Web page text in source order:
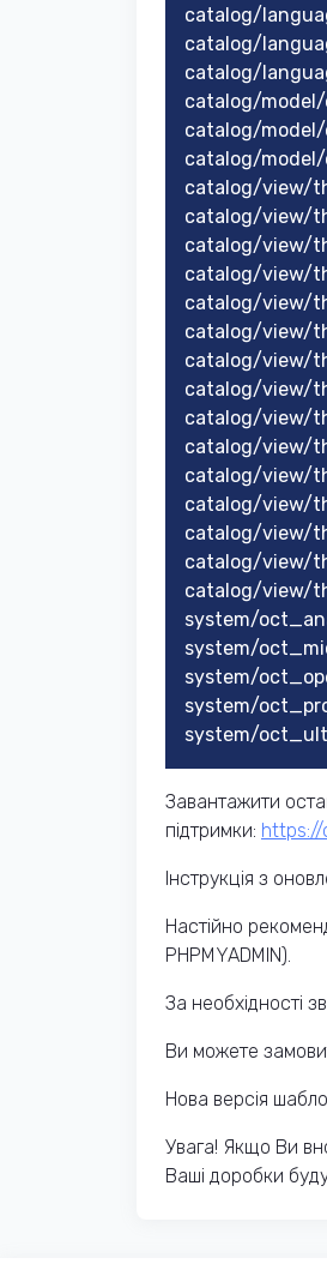
catalog/
catalog/
catalog/
catalog/
catalog/
catalog/
catalog/view/
catalog/view/
catalog/view/
catalog/view/
catalog/view/
catalog/view/
catalog/view/
catalog/view/
catalog/view/
catalog/view/
catalog/view/
catalog/view/
catalog/view/
catalog/view/
catalog/view/
system/
system/
system/
system/
system/
Завантажити
підтримки:
Інструкція з
Настійно
PHPMYADMIN).
За необхідності
Ви можете
Нова версія
Увага! Якщо Ви
Ваші доробки